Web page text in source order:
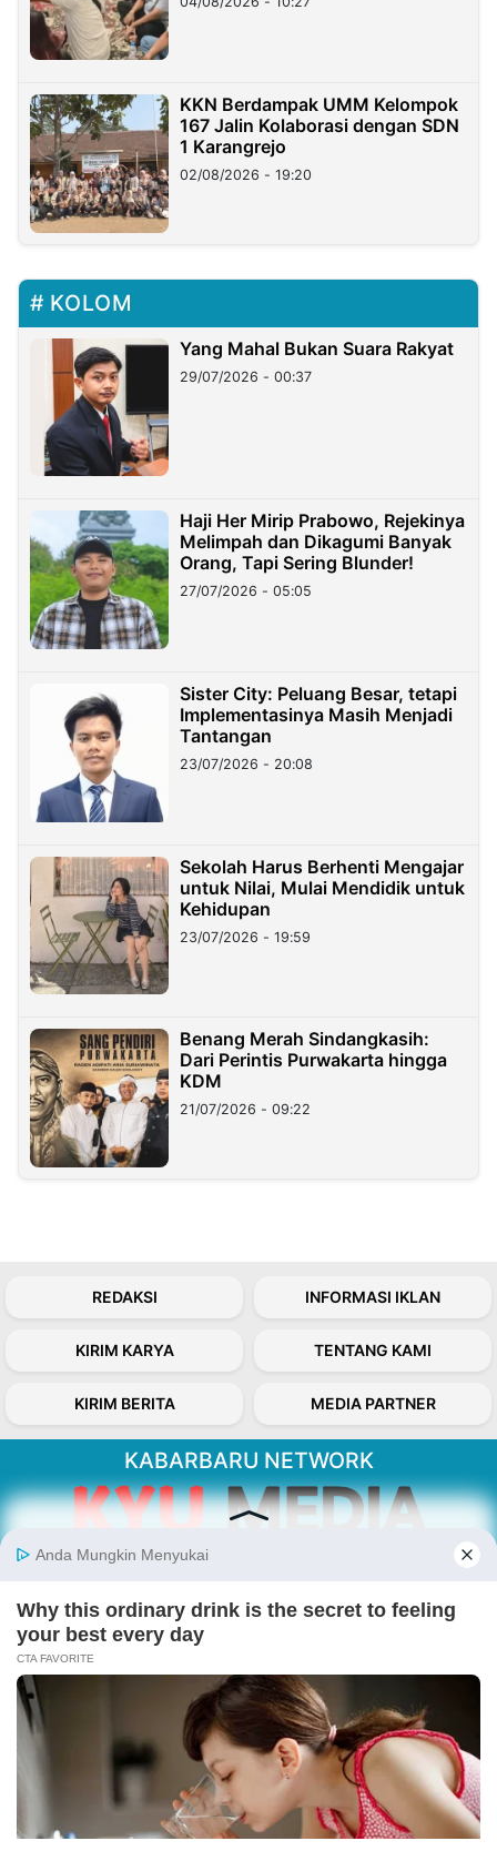
KKN Berdampak UMM Kelompok
167 Jalin Kolaborasi dengan SDN
1 Karangrejo
02/08/2026 - 19:20
KOLOM
Yang Mahal Bukan Suara Rakyat
29/07/2026 - 00:37
Haji Her Mirip Prabowo, Rejekinya
Melimpah dan Dikagumi Banyak
Orang, Tapi Sering Blunder!
27/07/2026 - 05:05
Sister City: Peluang Besar, tetapi
Implementasinya Masih Menjadi
Tantangan
23/07/2026 - 20:08
Sekolah Harus Berhenti Mengajar
untuk Nilai, Mulai Mendidik untuk
Kehidupan
23/07/2026 - 19:59
Benang Merah Sindangkasih:
Dari Perintis Purwakarta hingga
KDM
21/07/2026 - 09:22
REDAKSI INFORMASI IKLAN
KIRIM KARYA TENTANG KAMI
KIRIM BERITA MEDIA PARTNER
KABARBARU NETWORK
Kabarbaru.co menyajikan berita aktual dan
inspiratif dari sudut pandang berbaik sangka
Follow Kabarbaru